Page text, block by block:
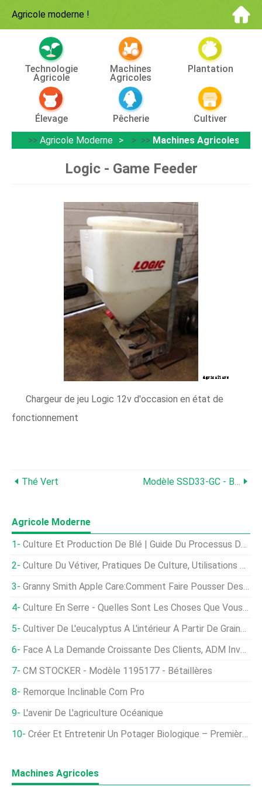
Agricole moderne !
Technologie
Agricole
Machines
Agricoles
Plantation
Élevage Pêcherie
Cultiver
>> Agricole Moderne > >> Machines Agricoles
Logic - Game Feeder
Chargeur de jeu Logic 12v d'occasion en état de
fonctionnement
Thé Vert Modèle SSD33-GC - Bac De Ramassage En Acier En Option
Agricole Moderne
Culture Et Production De Blé | Guide Du Processus De Culture Du Blé
Culture Du Vétiver, Pratiques De Culture, Utilisations D'huile, Avantages
Granny Smith Apple Care:Comment Faire Pousser Des Pommes Granny Smith
Culture En Serre - Quelles Sont Les Choses Que Vous Devez Savoir?
Cultiver De L'eucalyptus À L'intérieur À Partir De Graines Et De Boutures
Face À La Demande Croissante Des Clients, ADM Investit Pour Étendre Considérablement La Production De Probiotiques
CM STOCKER - Modèle 1195177 - Bétaillères
Remorque Inclinable Corn Pro
L'avenir De L'agriculture Océanique
Créer Et Entretenir Un Potager Biologique – Première Partie
Machines Agricoles